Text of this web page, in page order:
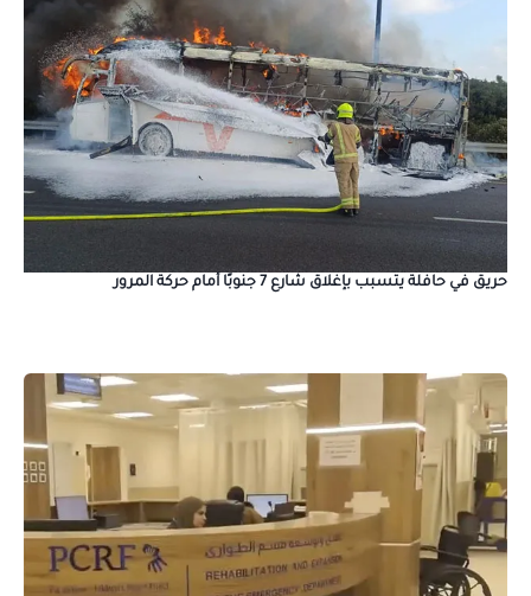
حريق في حافلة يتسبب بإغلاق شارع 7 جنوبًا أمام حركة المرور